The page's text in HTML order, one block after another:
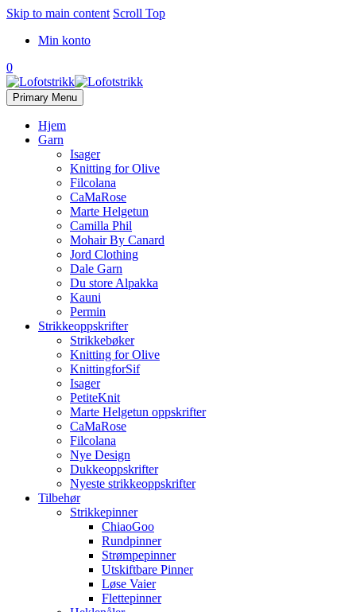
Skip to main content Scroll Top
Min konto
0
Primary Menu
Hjem
Garn
Isager
Knitting for Olive
Filcolana
CaMaRose
Marte Helgetun
Camilla Phil
Mohair By Canard
Jord Clothing
Dale Garn
Du store Alpakka
Kauni
Permin
Strikkeoppskrifter
Strikkebøker
Knitting for Olive
KnittingforSif
Isager
PetiteKnit
Marte Helgetun oppskrifter
CaMaRose
Filcolana
Nye Design
Dukkeoppskrifter
Nyeste strikkeoppskrifter
Tilbehør
Strikkepinner
ChiaoGoo
Rundpinner
Strømpepinner
Utskiftbare Pinner
Løse Vaier
Flettepinner